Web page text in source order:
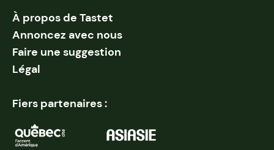
À propos de Tastet
Annoncez avec nous
Faire une suggestion
Légal
Fiers partenaires :